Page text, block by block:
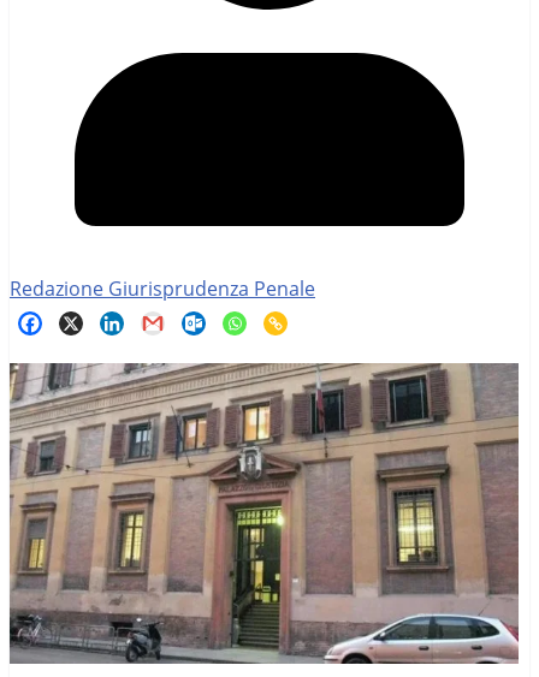
Redazione Giurisprudenza Penale